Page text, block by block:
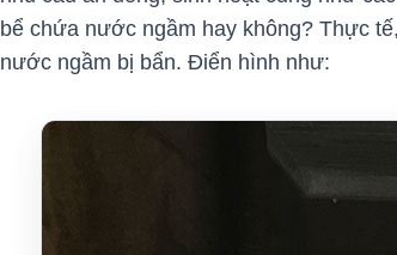
bể chứa nước ngầm hay không? Thực
nước ngầm bị bẩn. Điển hình như: